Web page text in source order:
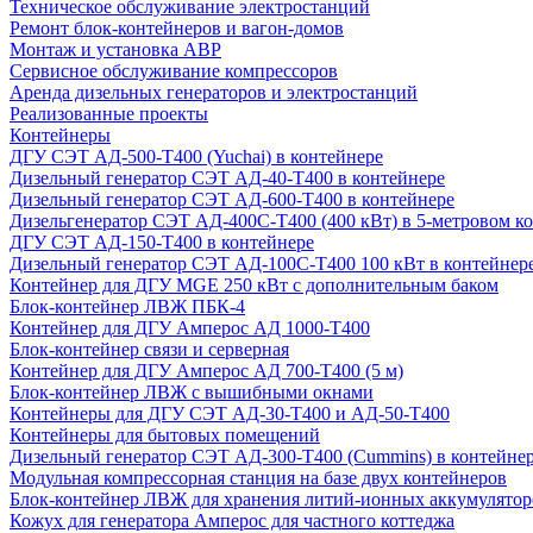
Техническое обслуживание электростанций
Ремонт блок-контейнеров и вагон-домов
Монтаж и установка АВР
Сервисное обслуживание компрессоров
Аренда дизельных генераторов и электростанций
Реализованные проекты
Контейнеры
ДГУ СЭТ АД-500-Т400 (Yuchai) в контейнере
Дизельный генератор СЭТ АД-40-Т400 в контейнере
Дизельный генератор СЭТ АД-600-Т400 в контейнере
Дизельгенератор СЭТ АД-400С-Т400 (400 кВт) в 5-метровом
ДГУ СЭТ АД-150-Т400 в контейнере
Дизельный генератор СЭТ АД-100С-Т400 100 кВт в
Контейнер для ДГУ MGE 250 кВт с дополнительным баком
Блок-контейнер ЛВЖ ПБК-4
Контейнер для ДГУ Амперос АД 1000-Т400
Блок-контейнер связи и серверная
Контейнер для ДГУ Амперос АД 700-Т400 (5 м)
Блок-контейнер ЛВЖ с вышибными окнами
Контейнеры для ДГУ СЭТ АД-30-Т400 и АД-50-Т400
Контейнеры для бытовых помещений
Дизельный генератор СЭТ АД-300-Т400 (Cummins) в
Модульная компрессорная станция на базе двух контейнеров
Блок-контейнер ЛВЖ для хранения литий-ионных
Кожух для генератора Амперос для частного коттеджа